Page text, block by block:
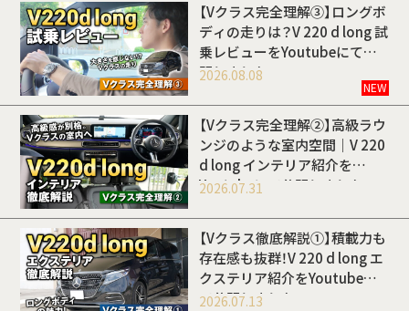
【Vクラス完全理解③】ロングボ
ディの走りは？V 220 d long 試
乗レビューをYoutubeにて公
開しました
2026.08.08
NEW
【Vクラス完全理解②】高級ラウ
ンジのような室内空間｜V 220
d long インテリア紹介を
Youtubeにて公開しました
2026.07.31
【Vクラス徹底解説①】積載力も
存在感も抜群！V 220 d long エ
クステリア紹介をYoutubeに
て公開しました
2026.07.13